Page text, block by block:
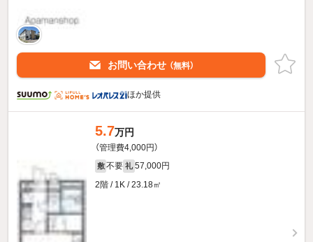
お問い合わせ （無料）
ほか提供
5.7万円
（管理費4,000円）
敷 不要 礼 57,000円
2階 / 1K / 23.18㎡